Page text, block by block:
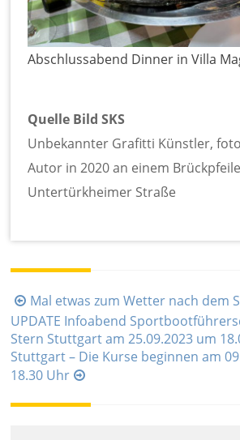
Abschlussabend Dinner in Villa
Quelle Bild SKS
Unbekannter Grafitti Künstler,
Autor in 2020 an einem
Untertürkheimer Straße
Beitragsnavigation
Mal etwas zum Wetter nach dem
UPDATE Infoabend
Stern Stuttgart am 25.09.2023 um
Stuttgart – Die Kurse beginnen am
18.30 Uhr